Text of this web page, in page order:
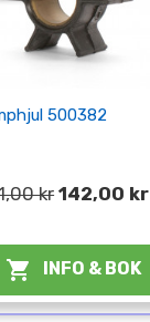
500382
kr 142,00 kr
 INFO & BOK